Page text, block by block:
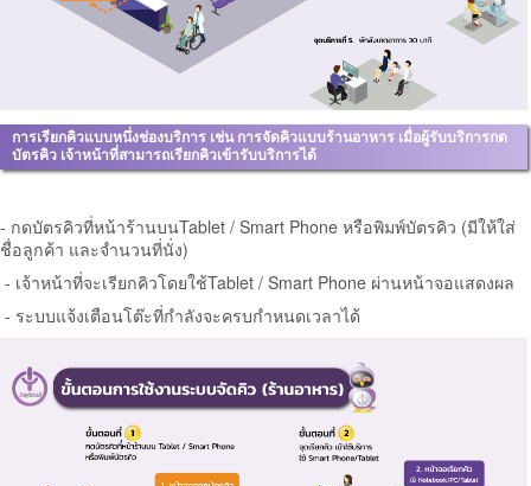
การเรียกคิวแบบหนึ่งช่องบริการ เช่น การจัดคิวแบบร้านอาหาร เมื่อผู้รับบริการกด
บัตรคิว เจ้าหน้าที่สามารถเรียกคิวเข้ารับบริการได้
- กดบัตรคิวที่หน้าร้านบนTablet / Smart Phone หรือพิมพ์บัตรคิว (มีให้ใส่
ชื่อลูกค้า และจำนวนที่นั่ง)
- เจ้าหน้าที่จะเรียกคิวโดยใช้Tablet / Smart Phone ผ่านหน้าจอแสดงผล
- ระบบแจ้งเตือนโต๊ะที่กำลังจะครบกำหนดเวลาได้